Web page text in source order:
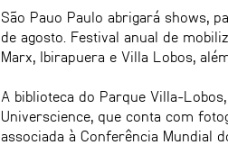
São Pauo Paulo abrigará shows,
de agosto. Festival anual de
Marx, Ibirapuera e Villa Lobos,
A biblioteca do Parque Villa-
Universcience, que conta com
associada à Conferência Mundial